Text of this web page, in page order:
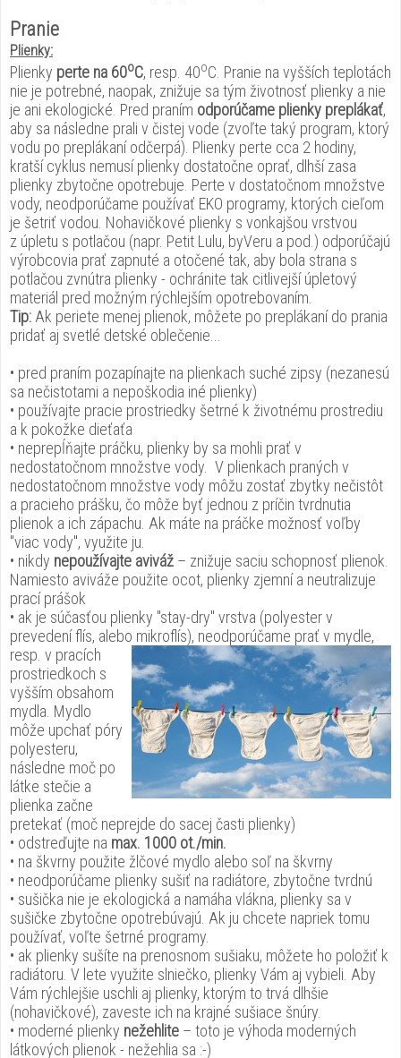
Pranie
Plienky:
Plienky perte na 60oC, resp. 40oC. Pranie na vyšších teplotách
nie je potrebné, naopak, znižuje sa tým životnosť plienky a nie
je ani ekologické. Pred praním odporúčame plienky preplákať,
aby sa následne prali v čistej vode (zvoľte taký program, ktorý
vodu po preplákaní odčerpá). Plienky perte cca 2 hodiny,
kratší cyklus nemusí plienky dostatočne oprať, dlhší zasa
plienky zbytočne opotrebuje. Perte v dostatočnom množstve
vody, neodporúčame používať EKO programy, ktorých cieľom
je šetriť vodou. Nohavičkové plienky s vonkajšou vrstvou
z úpletu s potlačou (napr. Petit Lulu, byVeru a pod.) odporúčajú
výrobcovia prať zapnuté a otočené tak, aby bola strana s
potlačou zvnútra plienky - ochránite tak citlivejší úpletový
materiál pred možným rýchlejším opotrebovaním.
Tip: Ak periete menej plienok, môžete po preplákaní do prania
pridať aj svetlé detské oblečenie...
• pred praním pozapínajte na plienkach suché zipsy (nezanesú
sa nečistotami a nepoškodia iné plienky)
• používajte pracie prostriedky šetrné k životnému prostrediu
a k pokožke dieťaťa
• neprepĺňajte práčku, plienky by sa mohli prať v
nedostatočnom množstve vody. V plienkach praných v
nedostatočnom množstve vody môžu zostať zbytky nečistôt
a pracieho prášku, čo môže byť jednou z príčin tvrdnutia
plienok a ich zápachu. Ak máte na práčke možnosť voľby
"viac vody", využite ju.
• nikdy nepoužívajte aviváž – znižuje saciu schopnosť plienok.
Namiesto aviváže použite ocot, plienky zjemní a neutralizuje
prací prášok
• ak je súčasťou plienky "stay-dry" vrstva (polyester v
prevedení flís, alebo mikroflís), neodporúčame prať v mydle,
resp. v pracích
prostriedkoch s
vyšším obsahom
mydla. Mydlo
môže upchať póry
polyesteru,
následne moč po
látke stečie a
plienka začne
pretekať (moč neprejde do sacej časti plienky)
• odstreďujte na max. 1000 ot./min.
• na škvrny použite žlčové mydlo alebo soľ na škvrny
• neodporúčame plienky sušiť na radiátore, zbytočne tvrdnú
• sušička nie je ekologická a namáha vlákna, plienky sa v
sušičke zbytočne opotrebúvajú. Ak ju chcete napriek tomu
používať, voľte šetrné programy.
• ak plienky sušíte na prenosnom sušiaku, môžete ho položiť k
radiátoru. V lete využite slniečko, plienky Vám aj vybieli. Aby
Vám rýchlejšie uschli aj plienky, ktorým to trvá dlhšie
(nohavičkové), zaveste ich na krajné sušiace šnúry.
• moderné plienky nežehlite – toto je výhoda moderných
látkových plienok - nežehlia sa :-)